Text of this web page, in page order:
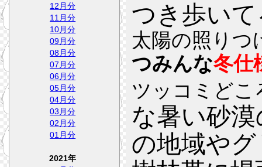
つき歩い
太陽の照りつ
つみんな冬仕
ツッコミどこ
な暑い砂
の地域や
12月分
11月分
10月分
09月分
08月分
07月分
06月分
05月分
04月分
03月分
02月分
01月分
2021年